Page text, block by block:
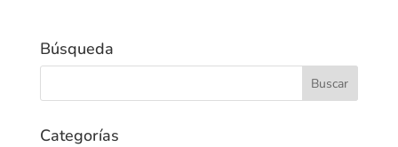
Búsqueda
Categorías